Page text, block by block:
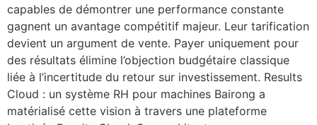
capables de démontrer une performance constante
gagnent un avantage compétitif majeur. Leur tarification
devient un argument de vente. Payer uniquement pour
des résultats élimine l’objection budgétaire classique
liée à l’incertitude du retour sur investissement. Results
Cloud : un système RH pour machines Bairong a
matérialisé cette vision à travers une plateforme